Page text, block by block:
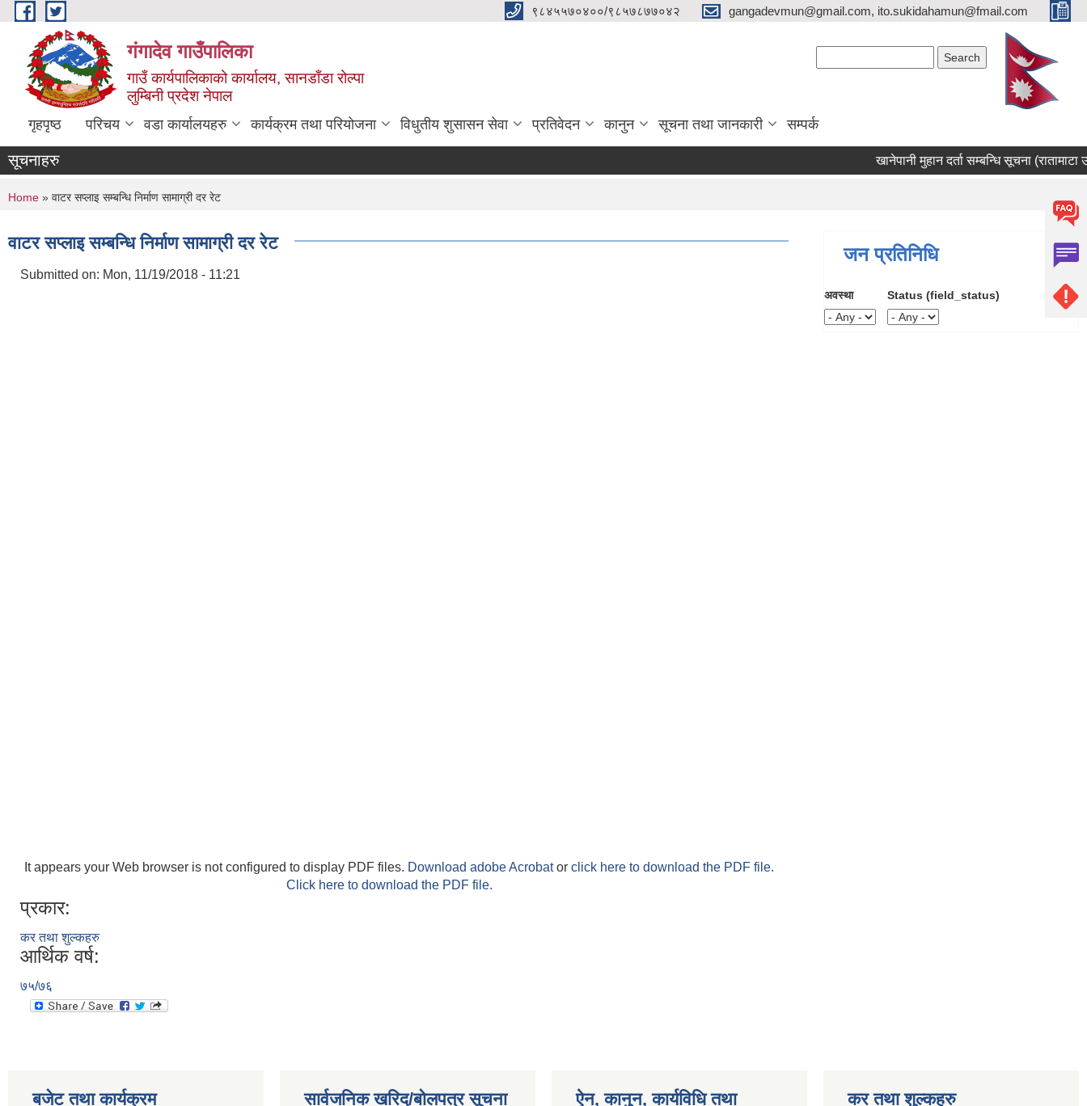
Skip to main content ९८४५५७०४००/९८५७८७७०४२ gangadevmun@gmail.com, ito.sukidahamun@fmail.com
गंगादेव गाउँपालिका
गाउँ कार्यपालिकाको कार्यालय, सानडाँडा रोल्पा
लुम्बिनी प्रदेश नेपाल
गृहपृष्ठ परिचय वडा कार्यालयहरु कार्यक्रम तथा परियोजना विधुतीय शुसासन सेवा प्रतिवेदन कानुन सूचना तथा जानकारी सम्पर्क
सूचनाहरु खानेपानी मुहान दर्ता सम्बन्धि सूचना (रातामाटा
You are here
Home » वाटर सप्लाइ सम्बन्धि निर्माण सामाग्री दर रेट
वाटर सप्लाइ सम्बन्धि निर्माण सामाग्री दर रेट
Submitted on: Mon, 11/19/2018 - 11:21
It appears your Web browser is not configured to display PDF files. Download adobe Acrobator click here to download the PDF file.
Click here to download the PDF file.
प्रकार:
कर तथा शुल्कहरु
आर्थिक वर्ष:
७५/७६
जन प्रतिनिधि
अवस्था Status (field_status)
बजेट तथा कार्यक्रम सार्वजनिक खरिद/बोलपत्र सूचना
ऐन, कानुन, कार्यविधि तथा
कर तथा शुल्कहरु